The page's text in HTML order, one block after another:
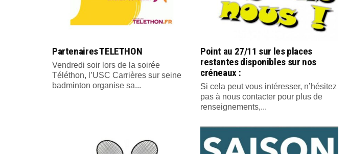
Partenaires TELETHON
Vendredi soir lors de la soirée
Téléthon, l’USC Carrières sur seine
badminton organise sa...
Point au 27/11 sur les places
restantes disponibles sur nos
créneaux :
Si cela peut vous intéresser, n’hésitez
pas à nous contacter pour plus de
renseignements,...